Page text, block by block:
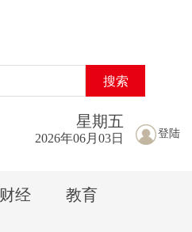
搜索
登陆
星期五
2026年06月03日
财经 教育